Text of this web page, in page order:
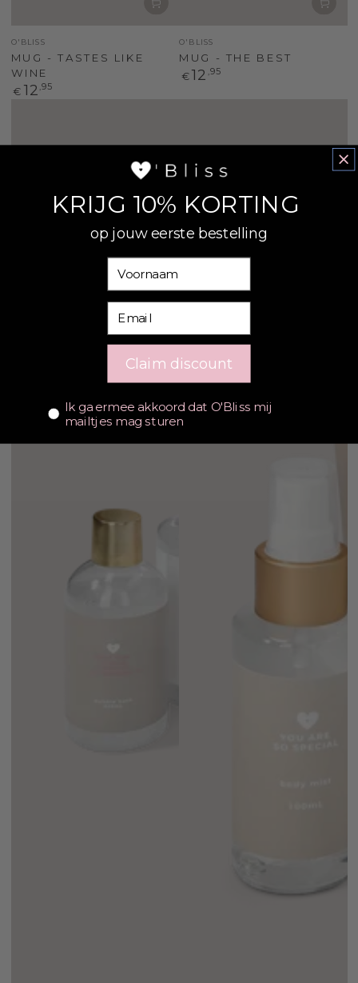
Verkoper
O'BLISS
MUG - TASTES LIKE
WINE
Normale
€ 12 ,95
Verkoper
O'BLISS
MUG - THE BEST
Normale
€ 12 ,95
KRIJG 10% KORTING
op jouw eerste bestelling
Claim discount
Consent
Ik ga ermee akkoord dat O'Bliss mij
mailtjes mag sturen